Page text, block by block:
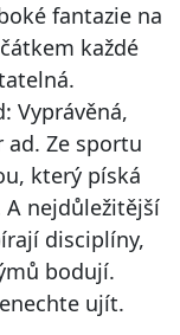
fantazie na
každé
Vyprávěná,
Ze sportu
který píská
A nejdůležitější
disciplíny,
bodují.
ujít.